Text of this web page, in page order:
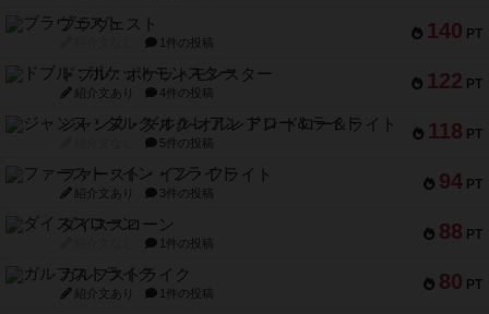
140 PT
ブラヴェスト
1件の投稿
122 PT
ドブル：ポケットモンスター
紹介文あり 4件の投稿
118 PT
ジャンヌ・ダルク-オルレアン ドロー＆ライト
5件の投稿
94 PT
ファースト・イン・フライト
紹介文あり 3件の投稿
88 PT
ダイススローン
1件の投稿
80 PT
ガルフストライク
紹介文あり 1件の投稿